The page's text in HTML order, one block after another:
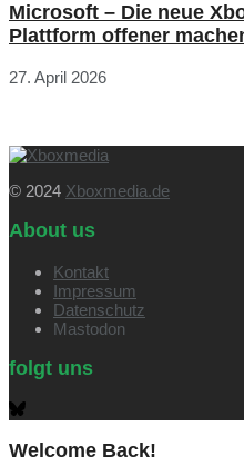
Microsoft – Die neue
Plattform offener
27. April 2026
© 2024 Xboxmedia.de
About us
Kontakt
Impressum
Datenschutz
Mastodon
folgt uns
Welcome Back!